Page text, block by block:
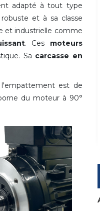
adapté à tout type
et à sa classe
et industrielle comme
. Ces moteurs
Sa carcasse en
est de
du moteur à 90°